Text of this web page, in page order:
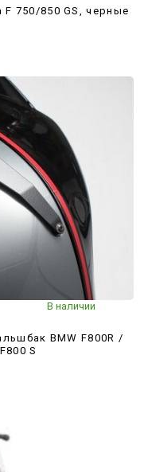
750/850 GS, черные
В наличии
BMW F800R /
S